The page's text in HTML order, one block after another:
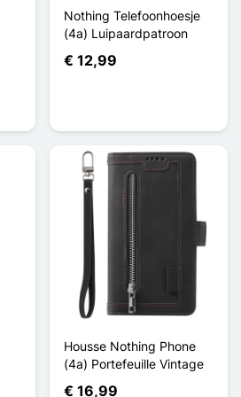
Nothing Telefoonhoesje
(4a) Luipaardpatroon
€ 12,99
Housse Nothing Phone
(4a) Portefeuille Vintage
€ 16,99